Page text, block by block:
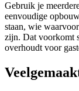
Gebruik je
eenvoudige
staan, wie
zijn. Dat voorkomt
overhoudt voor